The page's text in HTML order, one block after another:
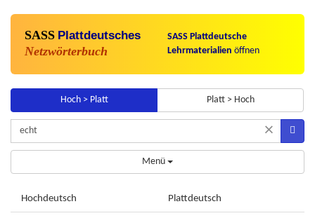
SASS Plattdeutsches
Netzwörterbuch
SASS Plattdeutsche
Lehrmaterialien öffnen
Hoch > Platt Platt > Hoch
×
Menü
Hochdeutsch Plattdeutsch